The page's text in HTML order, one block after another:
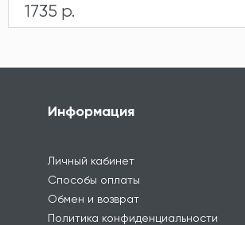
1735 р.
Информация
Личный кабинет
Способы оплаты
Обмен и возврат
Политика конфиденциальности